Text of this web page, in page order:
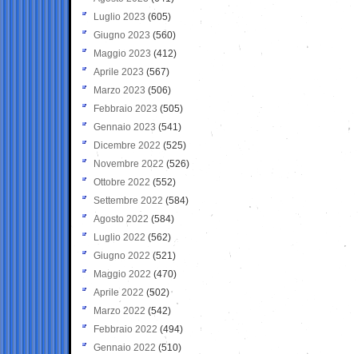
Luglio 2023 (605)
Giugno 2023 (560)
Maggio 2023 (412)
Aprile 2023 (567)
Marzo 2023 (506)
Febbraio 2023 (505)
Gennaio 2023 (541)
Dicembre 2022 (525)
Novembre 2022 (526)
Ottobre 2022 (552)
Settembre 2022 (584)
Agosto 2022 (584)
Luglio 2022 (562)
Giugno 2022 (521)
Maggio 2022 (470)
Aprile 2022 (502)
Marzo 2022 (542)
Febbraio 2022 (494)
Gennaio 2022 (510)